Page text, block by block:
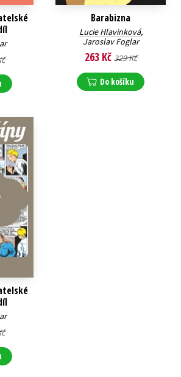
Barabizna
Lucie Hlavinková,
Jaroslav Foglar
263 Kč 329 Kč
Do košíku